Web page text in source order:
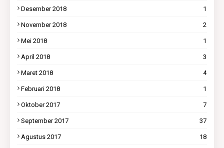
Desember 2018 1
November 2018 2
Mei 2018 1
April 2018 3
Maret 2018 4
Februari 2018 1
Oktober 2017 7
September 2017 37
Agustus 2017 18